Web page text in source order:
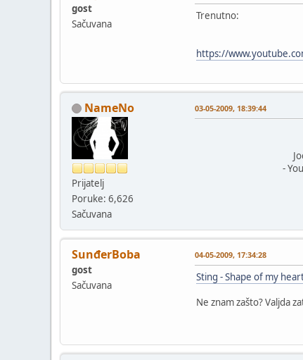
gost
Sačuvana
Trenutno:
https://
NameNo
Prijatelj
Poruke: 6,626
Sačuvana
03-05-2009, 18:39:44
Joe
- You are so
SunđerBoba
gost
Sačuvana
04-05-2009, 17:34:28
Sting - Shape of my
Ne znam zašto? Valjda